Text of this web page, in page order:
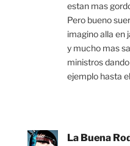
estan mas
Pero bueno
imagino alla en
y mucho mas
ministros
ejemplo hasta
La Buena